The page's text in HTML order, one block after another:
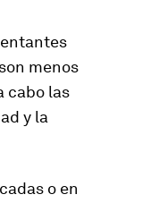
menos
cabo las
y la
o en